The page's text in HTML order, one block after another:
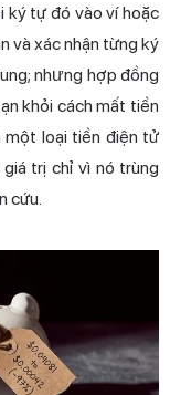
ký tự đó vào ví hoặc
và xác nhận từng ký
nhưng hợp đồng
khỏi cách mất tiền
một loại tiền điện tử
trị chỉ vì nó trùng
cứu.